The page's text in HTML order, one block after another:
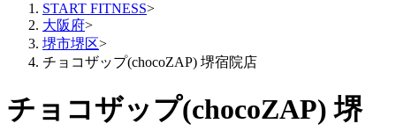
START FITNESS>
大阪府>
堺市堺区>
チョコザップ(chocoZAP) 堺宿院店
チョコザップ(chocoZAP) 堺